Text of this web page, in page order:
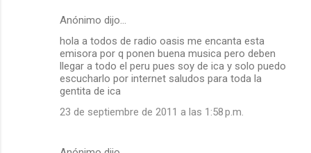
Anónimo dijo…
hola a todos de radio oasis me encanta esta
emisora por q ponen buena musica pero deben
llegar a todo el peru pues soy de ica y solo puedo
escucharlo por internet saludos para toda la
gentita de ica
23 de septiembre de 2011 a las 1:58 p.m.